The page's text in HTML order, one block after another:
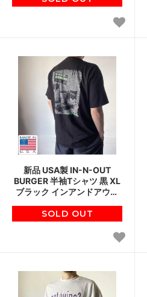
新品 USA製 IN-N-OUT
BURGER 半袖Tシャツ 黒 XL
ブラック インアンドアウト
車 アメリカ製 D152
SOLD OUT